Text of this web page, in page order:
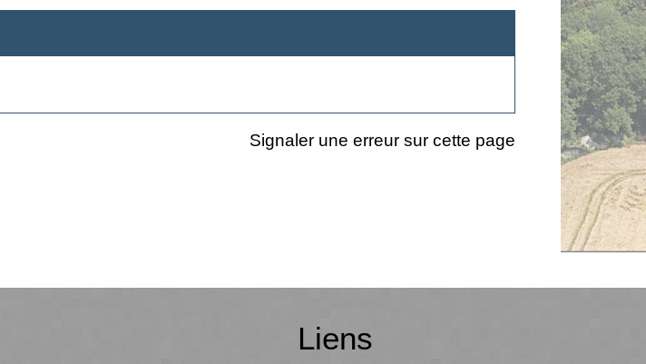
Signaler une erreur sur cette page
Liens